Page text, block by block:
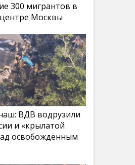
300 мигрантов в
Москвы
ВДВ водрузили
и «крылатой
освобождённым